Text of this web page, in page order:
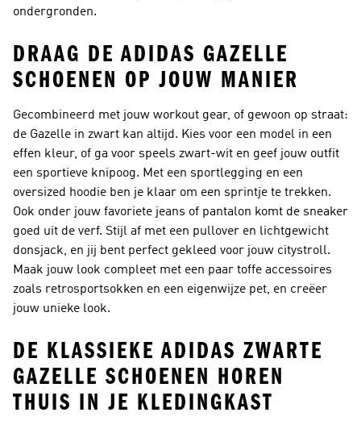
ondergronden.
DRAAG DE ADIDAS GAZELLE
SCHOENEN OP JOUW MANIER
Gecombineerd met jouw workout gear, of gewoon op straat:
de Gazelle in zwart kan altijd. Kies voor een model in een
effen kleur, of ga voor speels zwart-wit en geef jouw outfit
een sportieve knipoog. Met een sportlegging en een
oversized hoodie ben je klaar om een sprintje te trekken.
Ook onder jouw favoriete jeans of pantalon komt de sneaker
goed uit de verf. Stijl af met een pullover en lichtgewicht
donsjack, en jij bent perfect gekleed voor jouw citystroll.
Maak jouw look compleet met een paar toffe accessoires
zoals retrosportsokken en een eigenwijze pet, en creëer
jouw unieke look.
DE KLASSIEKE ADIDAS ZWARTE
GAZELLE SCHOENEN HOREN
THUIS IN JE KLEDINGKAST